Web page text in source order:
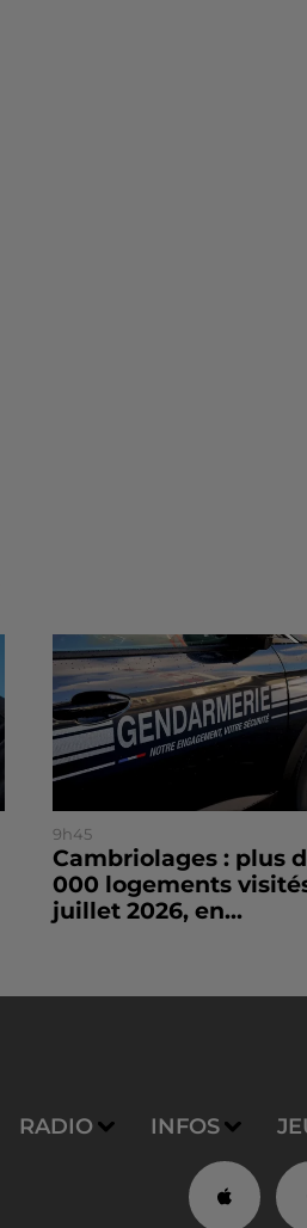
9h45
Cambriolages : plus
000 logements
juillet 2026, en...
RADIO INFOS